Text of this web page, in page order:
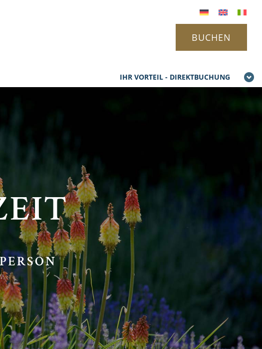
IHR VORTEIL - DIREKTBUCHUNG
BUCHEN